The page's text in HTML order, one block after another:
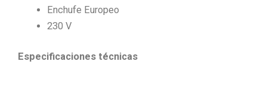
Enchufe Europeo
230 V
Especificaciones técnicas